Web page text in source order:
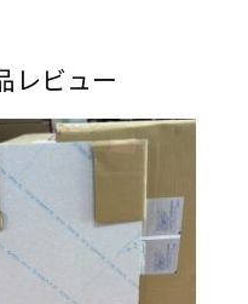
レビュー